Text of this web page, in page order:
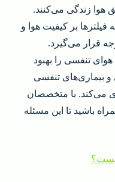
هوا زندگی می‌کنند.
فیلترها بر کیفیت هوا و
قرار می‌گیرد.
تنفسی را بهبود
و بیماری‌های تنفسی
می‌کند. با متخصصان
باشید تا این مسئله